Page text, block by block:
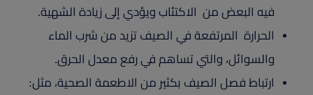
فيه البعض من الاكتئاب ويؤدي إلى زيادة الشهية.
الحرارة المرتفعة في الصيف تزيد من شرب الماء
والسوائل، والتي تساهم في رفع معدل الحرق.
ارتباط فصل الصيف بكثير من الاطعمة الصحية، مثل: